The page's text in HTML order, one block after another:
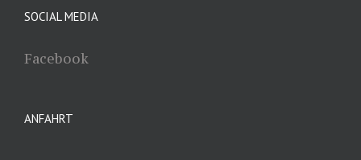
SOCIAL MEDIA
Facebook
ANFAHRT